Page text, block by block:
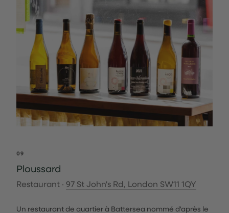
09
Ploussard
Restaurant · 97 St John's Rd, London SW11 1QY
Un restaurant de quartier à Battersea nommé d'après le